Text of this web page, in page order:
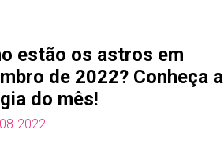
estão os astros em
de 2022? Conheça a
do mês!
2022